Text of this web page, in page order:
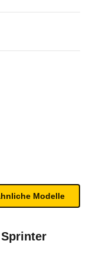
Rückruf, da
Modelle